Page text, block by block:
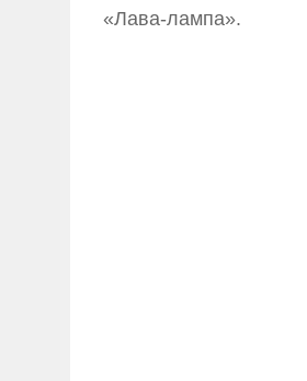
«Лава-лампа».